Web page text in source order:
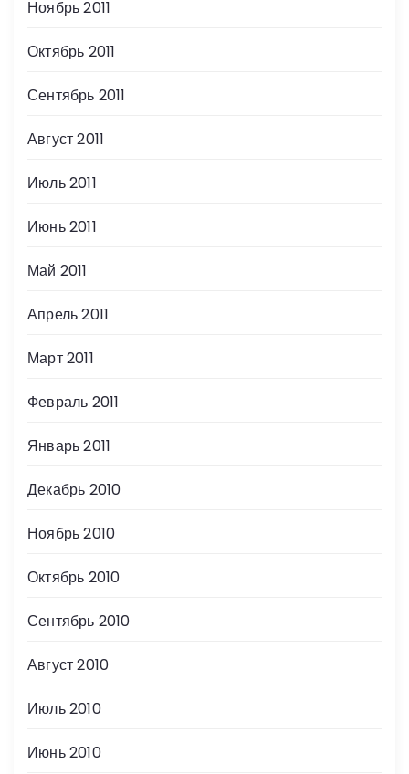
Ноябрь 2011
Октябрь 2011
Сентябрь 2011
Август 2011
Июль 2011
Июнь 2011
Май 2011
Апрель 2011
Март 2011
Февраль 2011
Январь 2011
Декабрь 2010
Ноябрь 2010
Октябрь 2010
Сентябрь 2010
Август 2010
Июль 2010
Июнь 2010